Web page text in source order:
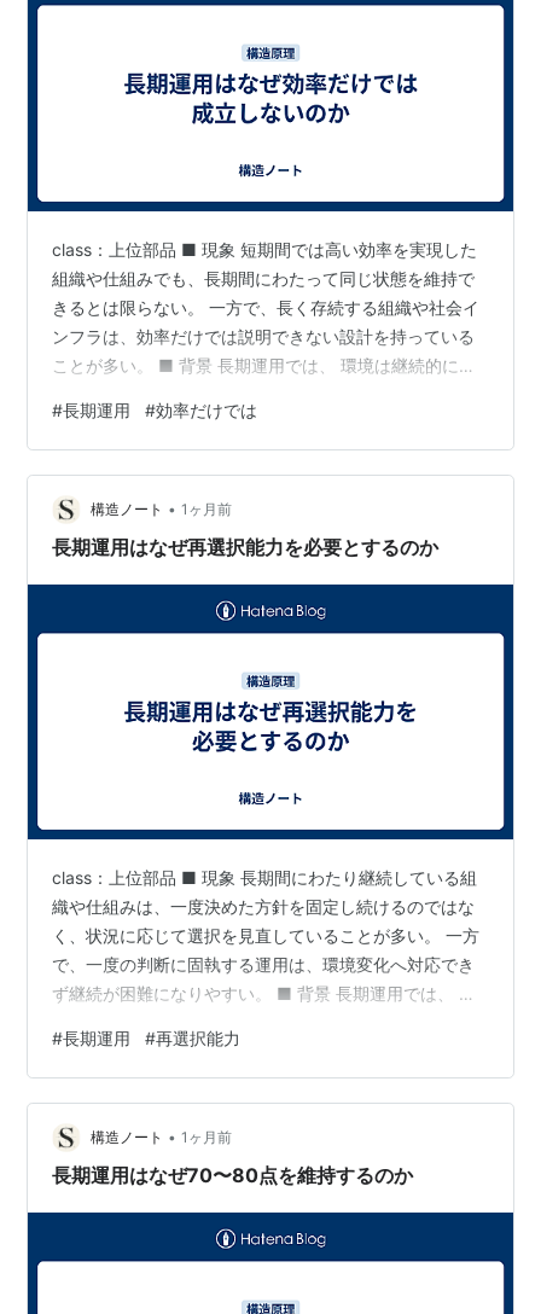
class：上位部品 ■ 現象 短期間では高い効率を実現した
組織や仕組みでも、長期間にわたって同じ状態を維持で
きるとは限らない。 一方で、長く存続する組織や社会イ
ンフラは、効率だけでは説明できない設計を持っている
ことが多い。 ■ 背景 長期運用では、 環境は継続的に変
動は避けられない という条件が存在する。 そのため、効
率だけを最適化すると、変化へ対応する能力が失われや
すくなる。 【構造】 長期運用が効率だけでは成立しない
のは、効率が不要だからではない。 効率だけでは、継続
に必要な余白や適応力を維持できないためである。 効率
#長期運用 #効率だけでは
構造ノート • 1ヶ月前
長期運用はなぜ再選択能力を必要とするのか
class：上位部品 ■ 現象 長期間にわたり継続している組
織や仕組みは、一度決めた方針を固定し続けるのではな
く、状況に応じて選択を見直していることが多い。 一方
で、一度の判断に固執する運用は、環境変化へ対応でき
ず継続が困難になりやすい。 ■ 背景 長期運用では、 環
の判断が常に最適とは限らない という条件が存在する。
そのため、継続的に価値を生み出すには、状況に応じて
選択を見直せる能力が必要となる。 【構造】 長期運用が
再選択能力を必要とするのは、最初の判断が誤っている
からではない。 環境変化に合わせて最適な行動へ更新し
#長期運用 #再選択能力
構造ノート • 1ヶ月前
長期運用はなぜ70〜80点を維持するのか